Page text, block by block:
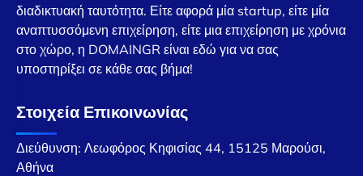
διαδικτυακή ταυτότητα. Είτε αφορά μία startup, είτε μία
αναπτυσσόμενη επιχείρηση, είτε μια επιχείρηση με χρόνια
στο χώρο, η DOMAINGR είναι εδώ για να σας
υποστηρίξει σε κάθε σας βήμα!
Στοιχεία Επικοινωνίας
Διεύθυνση: Λεωφόρος Κηφισίας 44, 15125 Μαρούσι,
Αθήνα